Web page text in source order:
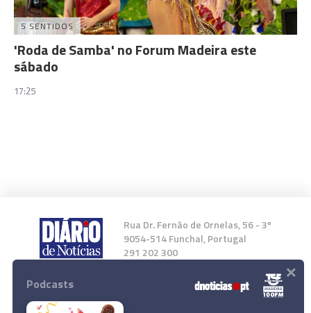
5 SENTIDOS
'Roda de Samba' no Forum Madeira este
sábado
17:25
Rua Dr. Fernão de Ornelas, 56 - 3º
9054-514 Funchal, Portugal
291 202 300
Instale a nossa App
Podcasts ×